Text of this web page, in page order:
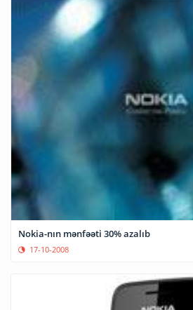
Nokia-nın mənfəəti 30% azalıb
17-10-2008